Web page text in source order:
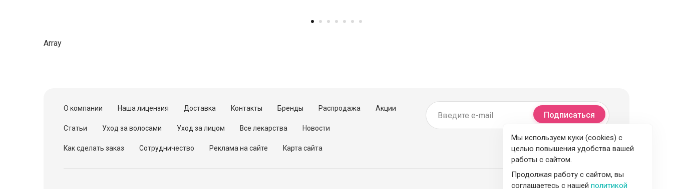
Array
О компании Наша лицензия Доставка Контакты Бренды Распродажа Акции
Статьи Уход за волосами Уход за лицом Все лекарства Новости
Как сделать заказ Сотрудничество Реклама на сайте Карта сайта
Подписаться
Мы используем куки (cookies) с
целью повышения удобства вашей
работы с сайтом.
Продолжая работу с сайтом, вы
соглашаетесь с нашей политикой